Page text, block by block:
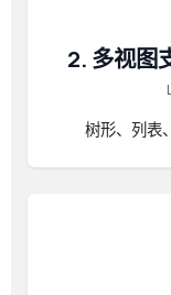
2. 多视
树形、列表